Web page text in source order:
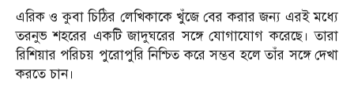
এরিক ও কুবা চিঠির লেখিকাকে খুঁজে বের করার জন্য এরই মধ্যে
তরনুভ শহরের একটি জাদুঘরের সঙ্গে যোগাযোগ করেছে। তারা
রিশিয়ার পরিচয় পুরোপুরি নিশ্চিত করে সম্ভব হলে তাঁর সঙ্গে দেখা
করতে চান।